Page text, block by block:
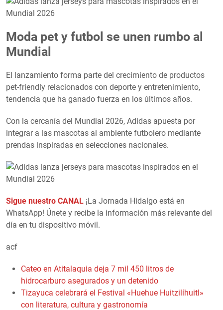
Moda pet y futbol se unen rumbo al
Mundial
El lanzamiento forma parte del crecimiento de productos
pet-friendly relacionados con deporte y entretenimiento,
tendencia que ha ganado fuerza en los últimos años.
Con la cercanía del Mundial 2026, Adidas apuesta por
integrar a las mascotas al ambiente futbolero mediante
prendas inspiradas en selecciones nacionales.
Sigue nuestro CANAL ¡La Jornada Hidalgo está en
WhatsApp! Únete y recibe la información más relevante del
día en tu dispositivo móvil.
acf
Cateo en Atitalaquia deja 7 mil 450 litros de
hidrocarburo asegurados y un detenido
Tizayuca celebrará el Festival «Huehue Huitzilíhuitl»
con literatura, cultura y gastronomía